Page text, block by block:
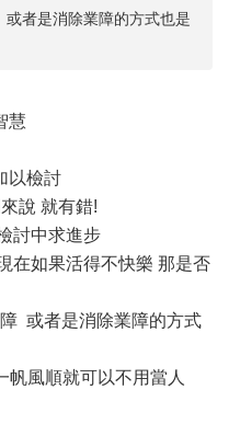
者是消除業障的方式也是
慧
以檢討
說 就有錯!
討中求進步
在如果活得不快樂 那是否
或者是消除業障的方式
帆風順就可以不用當人